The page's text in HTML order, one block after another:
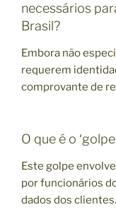
necessários
Brasil?
Embora não
requerem
comprovante de
O que é o
Este golpe
por funcionários
dados dos clientes.